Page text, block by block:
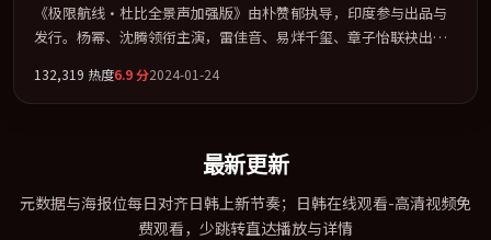
《极限航线·杜比全景声加强版》由朴赞郁执导，印度参与出品与
发行。杨幂、沈腾领衔主演，雷佳音、易烊千玺、章子怡联袂出
骨架，在叙事、表演与视听上力求统一。定于 2024-09-09 在内地院
线及主流平台同步亮相，2024 年度话题片中口碑稳健，适合喜欢强
132,319 热度6.9分2024-01-24
最新更新
元数据与海报位每日对齐日韩上新节奏；日韩在线观看-高清视频免
费观看，少跳转直达播放与详情